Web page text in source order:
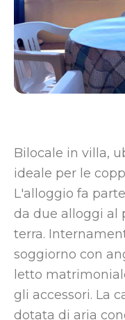
Bilocale in villa,
ideale per le
L'alloggio fa
da due alloggi al
terra.
soggiorno con
letto
gli accessori. La
dotata di aria